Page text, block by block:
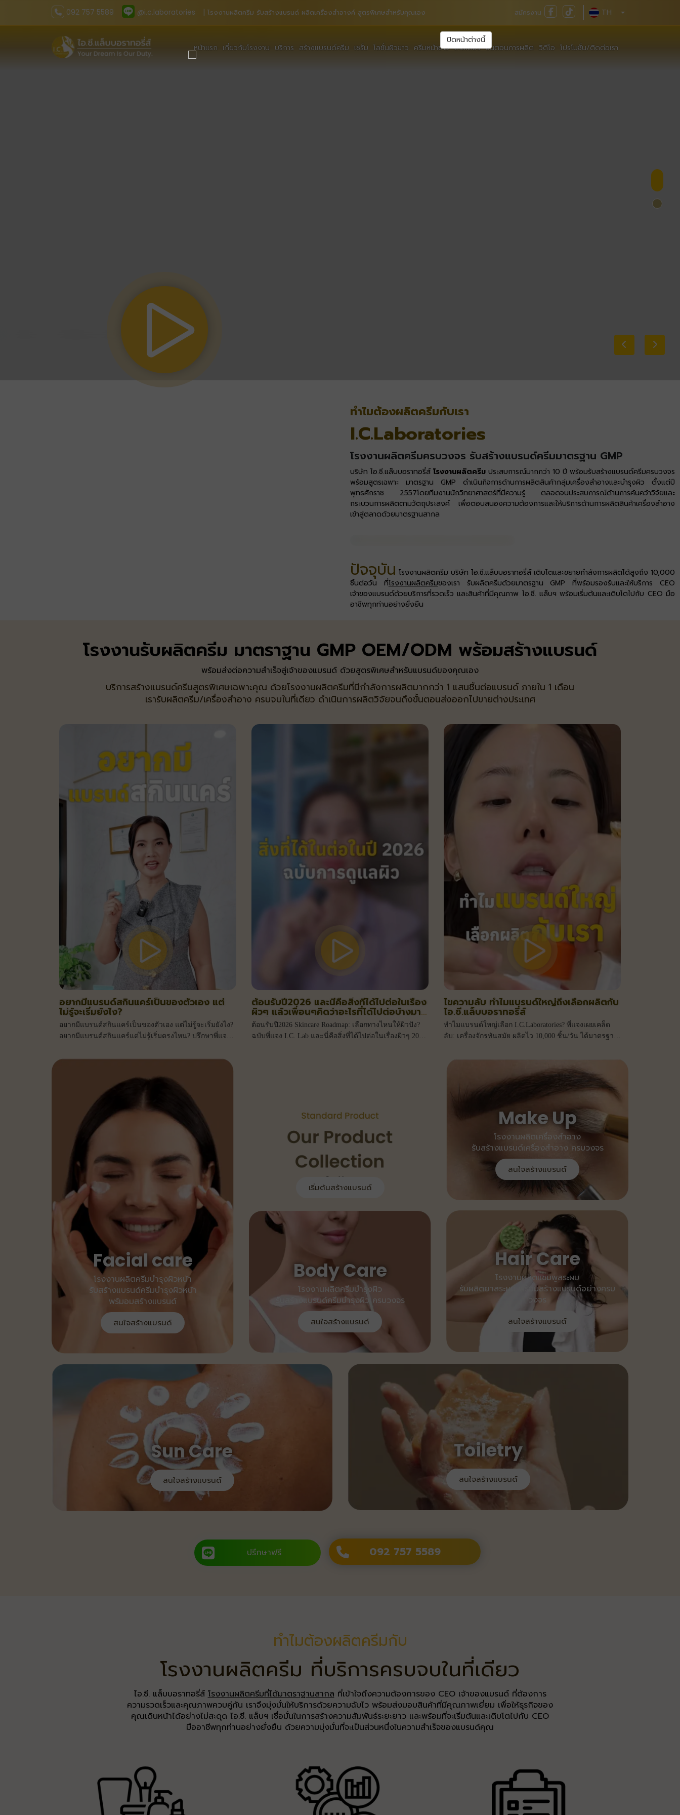
092 757 5589 @i.c.laboratories | โรงงานผลิตครีม รับสร้างแบรนด์ ผลิตเครื่องสำอางค์ สูตรพิเศษสำหรับคุณเอง สมัครงาน TH
หน้าแรก เกี่ยวกับโรงงาน บริการ สร้างแบรนด์ครีม เซรั่ม โลชั่นผิวขาว ครีมหน้าขาว เทสเตอร์ ขั้นตอนการผลิต วิดีโอ โปรโมชั่น/ติดต่อเรา
ทำไมต้องผลิตครีมกับเรา
I.C.Laboratories
โรงงานผลิตครีมครบวงจร รับสร้างแบรนด์ครีมมาตรฐาน GMP
บริษัท ไอ.ซี.แล็บบอราทอรี่ส์โรงงานผลิตครีม ประสบการณ์มากกว่า 10 ปี พร้อมรับสร้างแบรนด์ครีมครบวงจร
พร้อมสูตรเฉพาะ มาตรฐาน GMP ดำเนินกิจการด้านการผลิตสินค้ากลุ่มเครื่องสำอางและบำรุงผิว ตั้งแต่ปี
พุทธศักราช 2557​ โดยทีมงานนักวิทยาศาสตร์ที่มีความรู้ ตลอดจนประสบการณ์ด้านการค้นคว้าวิจัย​ และ
กระบวนการผลิตตามวัตถุประสงค์ เพื่อตอบสนองความต้องการและให้บริการด้าน​ การผลิตสินค้าเครื่องสำอาง
เข้าสู่ตลาดด้วยมาตรฐานสากล​
ปัจจุบัน โรงงานผลิตครีม บริษัท ไอ.ซี.แล็บบอราทอรี่ส์ เติบโตและขยายกำลังการผลิตได้สูงถึง 10,000
ชิ้นต่อวัน ที่โรงงานผลิตครีมของเรา รับผลิตครีมด้วยมาตรฐาน GMP ที่พร้อมรองรับและให้บริการ CEO
เจ้าของแบรนด์ด้วยบริการที่รวดเร็ว และสินค้าที่มีคุณภาพ ไอ.ซี. แล็บฯ พร้อมเริ่มต้นและเติบโตไปกับ CEO มือ
อาชีพทุกท่านอย่างยั่งยืน
โรงงานรับผลิตครีม มาตราฐาน GMP OEM/ODM พร้อมสร้างแบรนด์
พร้อมส่งต่อความสำเร็จสู่เจ้าของแบรนด์ ด้วยสูตรพิเศษสำหรับแบรนด์ของคุณเอง
บริการสร้างแบรนด์ครีมสูตรพิเศษเฉพาะคุณ ด้วยโรงงานผลิตครีมที่มีกำลังการผลิตมากกว่า 1 แสนชิ้นต่อแบรนด์ ภายใน 1 เดือน
เรารับผลิตครีม/เครื่องสำอาง ครบจบในที่เดียว ดำเนินการผลิตวิจัยจนถึงขั้นตอนส่งออกไปขายต่างประเทศ
อยากมีแบรนด์สกินแคร์เป็นของตัวเอง แต่
ไม่รู้จะเริ่มยังไง?
อยากมีแบรนด์สกินแคร์เป็นของตัวเอง แต่ไม่รู้จะเริ่มยังไง?
อยากมีแบรนด์สกินแคร์แต่ไม่รู้เริ่มตรงไหน? ปรึกษาพี่แจง
ต้อนรับปี2026 และนี่คือสิ่งที่ได้ไปต่อในเรื่อง
ผิวๆ แล้วเพื่อนๆคิดว่าอะไรที่ได้ไปต่อบ้างมา
แชร์กัน
ต้อนรับปี2026 Skincare Roadmap: เลือกทางไหนให้ผิวปัง?
ฉบับพี่แจง I.C. Lab และนี่คือสิ่งที่ได้ไปต่อในเรื่องผิวๆ 2026
ไขความลับ ทำไมแบรนด์ใหญ่ถึงเลือกผลิตกับ
ไอ.ซี.แล็บบอราทอรี่ส์
ทำไมแบรนด์ใหญ่เลือก I.C.Laboratories? พี่แจงเผยเคล็ด
ลับ: เครื่องจักรทันสมัย ผลิตไว 10,000 ชิ้น/วัน ได้มาตรฐาน
Facial care
โรงงานผลิตครีมบำรุงผิวหน้า
รับสร้างแบรนด์ครีมบำรุงผิวหน้า
พร้มอมสร้างแบรนด์
สนใจสร้างแบรนด์
เริ่มต้นสร้างแบรนด์
Body Care
โรงงานผลิตครีมบำรุงผิว
รับสร้างแบรนด์ครีมบำรุงผิว ครบวงจร
สนใจสร้างแบรนด์
Make Up
โรงงานผลิตเครื่องสำอาง
รับสร้างแบรนด์เครื่องสำอาง ครบวงจร
สนใจสร้างแบรนด์
Hair Care
โรงงานผลิตแชมพูสระผม
รับผลิตยาสระผม พร้อมสร้างแบรนด์อย่างครบ
วงจร
สนใจสร้างแบรนด์
Sun Care
สนใจสร้างแบรนด์
Toiletry
สนใจสร้างแบรนด์
ปรึกษาฟรี 092 757 5589
ทำไมต้องผลิตครีมกับ
โรงงานผลิตครีม ที่บริการครบจบในที่เดียว
ไอ.ซี. แล็บบอราทอรี่ส์โรงงานผลิตครีมที่ได้มาตราฐานสากลที่เข้าใจถึงความต้องการของ CEO เจ้าของแบรนด์ ที่ต้องการ
ความรวดเร็วและคุณภาพควบคู่กัน เราจึงมุ่งมั่นให้บริการด้วยความฉับไว พร้อมส่งมอบสินค้าที่มีคุณภาพเยี่ยม เพื่อให้ธุรกิจของ
คุณเดินหน้าได้อย่างไม่สะดุด ไอ.ซี. แล็บฯ เชื่อมั่นในการสร้างความสัมพันธ์ระยะยาว และพร้อมที่จะเริ่มต้นและเติบโตไปกับ CEO
มืออาชีพทุกท่านอย่างยั่งยืน ด้วยความมุ่งมั่นที่จะเป็นส่วนหนึ่งในความสำเร็จของแบรนด์คุณ
ปิดหน้าต่างนี้